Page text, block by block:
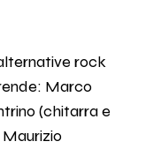
rock
Marco
(chitarra e